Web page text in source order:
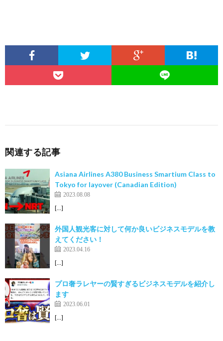
関連する記事
Asiana Airlines A380 Business Smartium Class to
Tokyo for layover (Canadian Edition)
2023.08.08
[…]
外国人観光客に対して何か良いビジネスモデルを教
えてください！
2023.04.16
[…]
プロ奢ラレヤーの賢すぎるビジネスモデルを紹介し
ます
2023.06.01
[…]